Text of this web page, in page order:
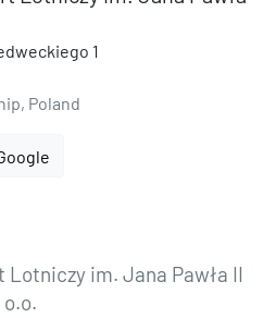
1
Poland
Lotniczy im. Jana Pawła II